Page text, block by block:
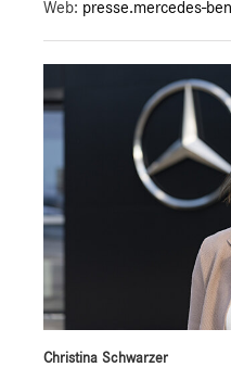
Web: presse.mercedes-
Christina Schwarzer